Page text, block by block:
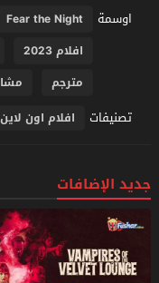
اوسمة Fear the Night
افلام 2023
مترجم
تصنيفات افلام اون لاين
جديد الإضافات